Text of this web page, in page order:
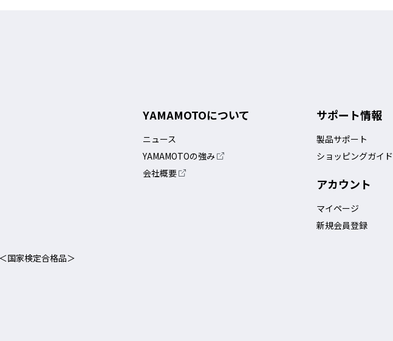
国家検定合格品＞
YAMAMOTOについて
ニュース
YAMAMOTOの強み
会社概要
サポート情報
製品サポート
ショッピングガイド
アカウント
マイページ
新規会員登録